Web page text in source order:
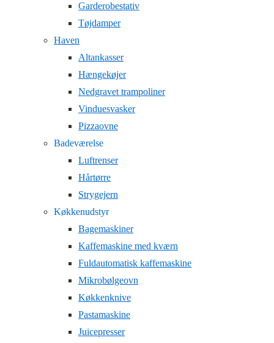
Garderobestativ
Tøjdamper
Haven
Altankasser
Hængekøjer
Nedgravet trampoliner
Vinduesvasker
Pizzaovne
Badeværelse
Luftrenser
Hårtørre
Strygejern
Køkkenudstyr
Bagemaskiner
Kaffemaskine med kværn
Fuldautomatisk kaffemaskine
Mikrobølgeovn
Køkkenknive
Pastamaskine
Juicepresser